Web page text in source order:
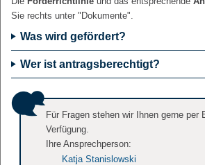
Sie rechts unter "Dokumente".
Was wird gefördert?
Wer ist antragsberechtigt?
Für Fragen stehen wir Ihnen gerne per
Verfügung.
Ihre Ansprechperson:
Katja Stanislowski